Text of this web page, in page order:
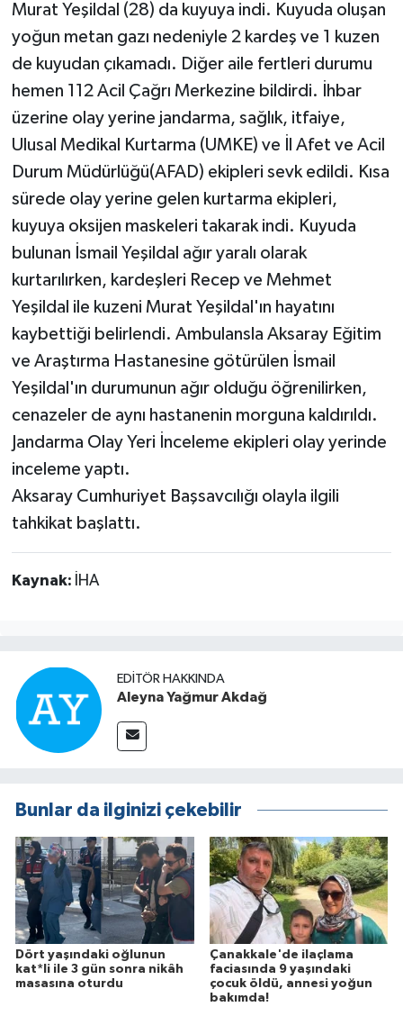
Murat Yeşildal (28) da kuyuya indi. Kuyuda oluşan
yoğun metan gazı nedeniyle 2 kardeş ve 1 kuzen
de kuyudan çıkamadı. Diğer aile fertleri durumu
hemen 112 Acil Çağrı Merkezine bildirdi. İhbar
üzerine olay yerine jandarma, sağlık, itfaiye,
Ulusal Medikal Kurtarma (UMKE) ve İl Afet ve Acil
Durum Müdürlüğü(AFAD) ekipleri sevk edildi. Kısa
sürede olay yerine gelen kurtarma ekipleri,
kuyuya oksijen maskeleri takarak indi. Kuyuda
bulunan İsmail Yeşildal ağır yaralı olarak
kurtarılırken, kardeşleri Recep ve Mehmet
Yeşildal ile kuzeni Murat Yeşildal'ın hayatını
kaybettiği belirlendi. Ambulansla Aksaray Eğitim
ve Araştırma Hastanesine götürülen İsmail
Yeşildal'ın durumunun ağır olduğu öğrenilirken,
cenazeler de aynı hastanenin morguna kaldırıldı.
Jandarma Olay Yeri İnceleme ekipleri olay yerinde
inceleme yaptı.
Aksaray Cumhuriyet Başsavcılığı olayla ilgili
tahkikat başlattı.
Kaynak: İHA
EDITÖR HAKKINDA
Aleyna Yağmur Akdağ
Bunlar da ilginizi çekebilir
Dört yaşındaki oğlunun
kat*li ile 3 gün sonra nikâh
masasına oturdu
Çanakkale'de ilaçlama
faciasında 9 yaşındaki
çocuk öldü, annesi yoğun
bakımda!